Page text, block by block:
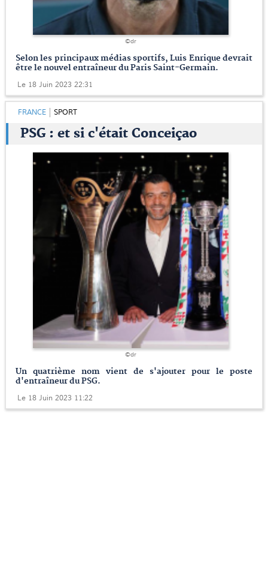
©dr
Selon les principaux médias sportifs, Luis Enrique devrait
être le nouvel entraîneur du Paris Saint-Germain.
Le 18 Juin 2023 22:31
FRANCE SPORT
PSG : et si c'était Conceiçao
©dr
Un quatrième nom vient de s'ajouter pour le poste
d'entraîneur du PSG.
Le 18 Juin 2023 11:22